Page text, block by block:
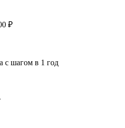
₽
с шагом в 1 год